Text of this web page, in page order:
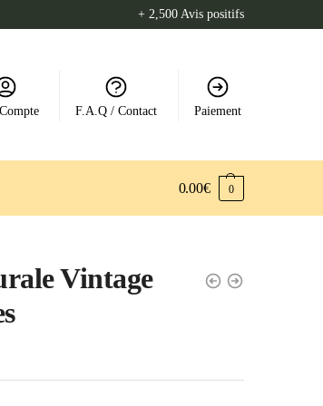
+ 2,500 Avis positifs
F.A.Q / Contact Paiement
0.00€ 0
Vintage